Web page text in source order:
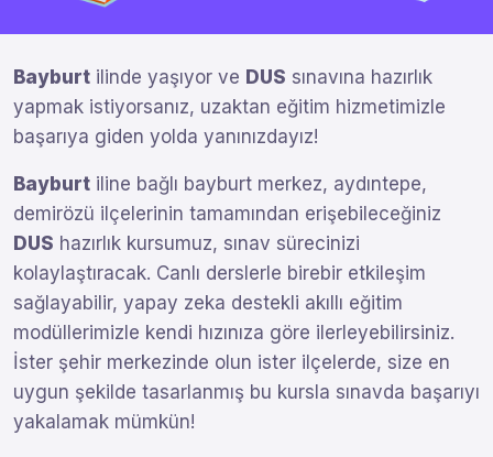
Bayburt ilinde yaşıyor ve DUS sınavına hazırlık
yapmak istiyorsanız, uzaktan eğitim hizmetimizle
başarıya giden yolda yanınızdayız!
Bayburt iline bağlı bayburt merkez, aydıntepe,
demirözü ilçelerinin tamamından erişebileceğiniz
DUS hazırlık kursumuz, sınav sürecinizi
kolaylaştıracak. Canlı derslerle birebir etkileşim
sağlayabilir, yapay zeka destekli akıllı eğitim
modüllerimizle kendi hızınıza göre ilerleyebilirsiniz.
İster şehir merkezinde olun ister ilçelerde, size en
uygun şekilde tasarlanmış bu kursla sınavda başarıyı
yakalamak mümkün!